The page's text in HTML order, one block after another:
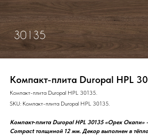
Компакт-плита Duropal HPL
Компакт-плита Duropal HPL 30135.
SKU: Компакт-плита Duropal HPL 30135.
Компакт‑плита Duropal HPL 30135 «Орех Окапи»
Compact толщиной 12 мм. Декор выполнен в